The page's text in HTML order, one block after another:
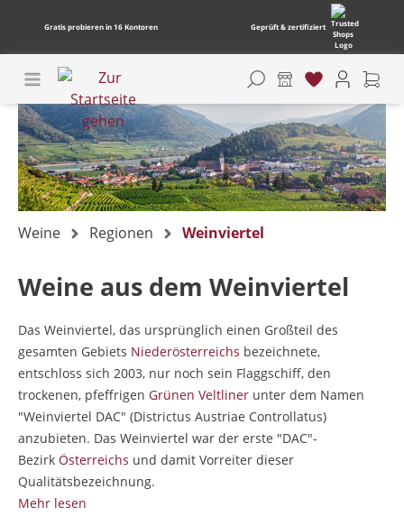
Gratis probieren in 16 Kontoren Geprüft & zertifiziert
Weine Regionen Weinviertel
Weine aus dem Weinviertel
Das Weinviertel, das ursprünglich einen Großteil des
gesamten Gebiets Niederösterreichs bezeichnete,
entschloss sich 2003, nur noch sein Flaggschiff, den
trockenen, pfeffrigen Grünen Veltliner unter dem Namen
"Weinviertel DAC" (Districtus Austriae Controllatus)
anzubieten. Das Weinviertel war der erste "DAC"-
Bezirk Österreichs und damit Vorreiter dieser
Qualitätsbezeichnung.
Mehr lesen